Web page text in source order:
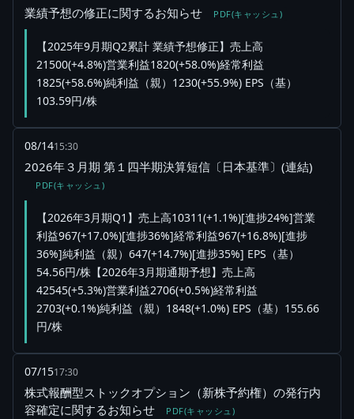
業績予想の修正に関するお知らせ PDF(キャッシュ)
【2025年9月期Q2累計 業績予想修正】売上高
21500(+4.8%)営業利益1820(+58.0%)経常利益
1825(+58.6%)純利益（親）1230(+55.9%) EPS（基）
103.59円/株
08/1415:30
2026年３月期 第１四半期決算短信〔日本基準〕(連結)
PDF(キャッシュ)
【2026年3月期Q1】売上高10311(+1.1%)[進捗24%]営業
利益967(+17.0%)[進捗36%]経常利益967(+16.8%)[進捗
36%]純利益（親）647(+14.7%)[進捗35%] EPS（基）
54.56円/株【2026年3月期通期予想】売上高
42545(+5.3%)営業利益2706(+0.5%)経常利益
2703(+0.1%)純利益（親）1848(+1.0%) EPS（基）155.66
円/株
07/1517:30
株式報酬型ストックオプション（新株予約権）の発行内
容確定に関するお知らせ
PDF(キャッシュ)